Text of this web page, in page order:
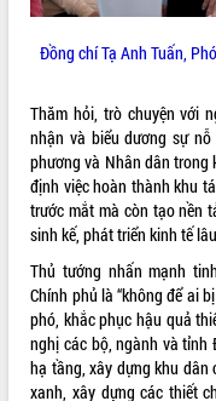
Kỳ họp thứ Hai, Hội đồng nhân
tỉnh khóa XI quyết nghị nhiều
quan trọng
Triết thăm, tặng quà người có
cách mạng
Rà soát, hoàn thiện hệ thống
văn hóa, thể thao đáp ứng yêu
phát triển mới
mặt Đoàn chuyên gia y tế TP.
Minh
Lễ truy điệu và an táng hài cốt
tại Nghĩa trang Liệt sĩ xã Sơn
Bàn giải pháp tháo gỡ khó khăn
LIÊN KẾT WEB
THỐNG KÊ TRUY CẬP
Hôm nay: 4659
Tất cả:
66049982
Đồng chí Tạ Anh Tuấn,
Thăm hỏi, trò chuyện với
nhận và biểu dương sự
phương và Nhân dân trong
định việc hoàn thành khu
trước mắt mà còn tạo nền
sinh kế, phát triển kinh tế
Thủ tướng nhấn mạnh
Chính phủ là “không để ai
phó, khắc phục hậu quả
nghị các bộ, ngành và
hạ tầng, xây dựng khu dân
xanh, xây dựng các thiết